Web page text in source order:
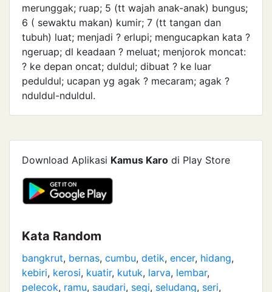
merunggak; ruap; 5 (tt wajah anak-anak) bungus;
6 ( sewaktu makan) kumir; 7 (tt tangan dan
tubuh) luat; menjadi ? erlupi; mengucapkan kata ?
ngeruap; dl keadaan ? meluat; menjorok moncat:
? ke depan oncat; duldul; dibuat ? ke luar
peduldul; ucapan yg agak ? mecaram; agak ?
nduldul-nduldul.
Download Aplikasi Kamus Karo di Play Store
Kata Random
bangkrut, bernas, cumbu, detik, encer, hidang,
kebiri, kerosi, kuatir, kutuk, larva, lembar,
pelecok, ramu, saudari, segi, seludang, seri,